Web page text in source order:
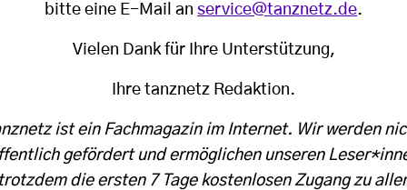
bitte eine E-Mail an service@tanznetz.de.
Vielen Dank für Ihre Unterstützung,
Ihre tanznetz Redaktion.
ist ein Fachmagazin im Internet. Wir werden
gefördert und ermöglichen unseren
die ersten 7 Tage kostenlosen Zugang zu